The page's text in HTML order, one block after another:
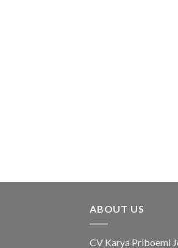
ABOUT US
CV Karya Priboemi